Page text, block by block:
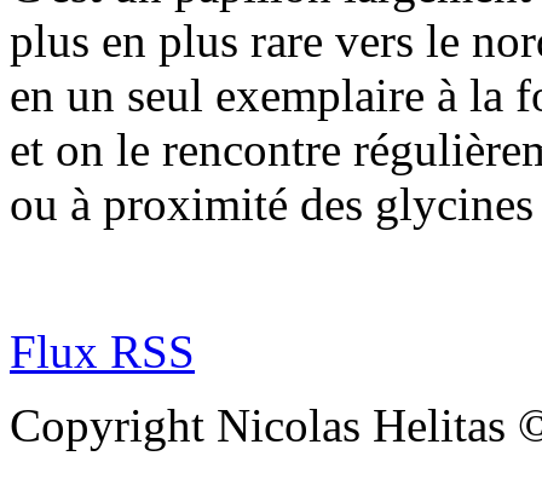
plus en plus rare vers le
en un seul exemplaire à la
et on le rencontre
ou à proximité des
Flux RSS
Copyright Nicolas Helitas